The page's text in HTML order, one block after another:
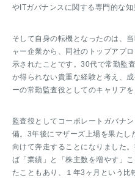
やITガバナンスに関する専門的な知
そして自身の転機となったのは、
ャー企業から、同社のトップアプ
示されたことです。30代で常勤監
か得られない貴重な経験と考え、
ーの常勤監査役としてのキャリアを
監査役としてコーポレートガバナ
備。3年後にマザーズ上場を果たし
向けて奔走することになりました
ば「業績」と「株主数を増やす」
たこともあり、１年3ヶ月という